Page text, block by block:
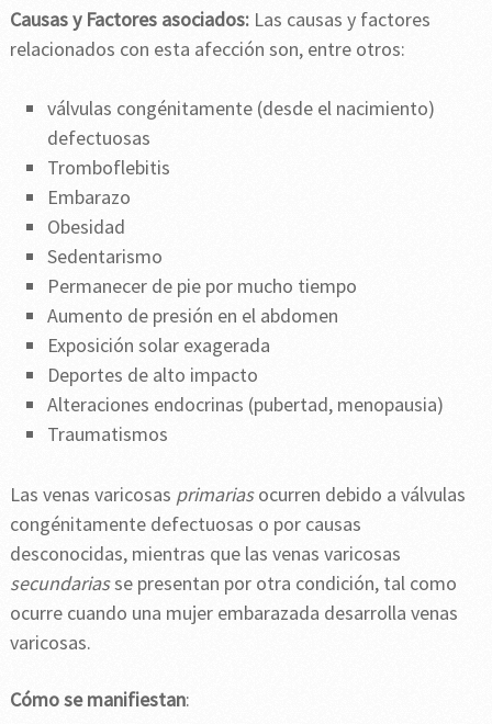
Causas y Factores asociados:Las causas y factores
relacionados con esta afección son, entre otros:
válvulas congénitamente (desde el nacimiento)
defectuosas
Tromboflebitis
Embarazo
Obesidad
Sedentarismo
Permanecer de pie por mucho tiempo
Aumento de presión en el abdomen
Exposición solar exagerada
Deportes de alto impacto
Alteraciones endocrinas (pubertad, menopausia)
Traumatismos
Las venas varicosas primariasocurren debido a válvulas
congénitamente defectuosas o por causas
desconocidas, mientras que las venas varicosas
secundariasse presentan por otra condición, tal como
ocurre cuando una mujer embarazada desarrolla venas
varicosas.
Cómo se manifiestan: